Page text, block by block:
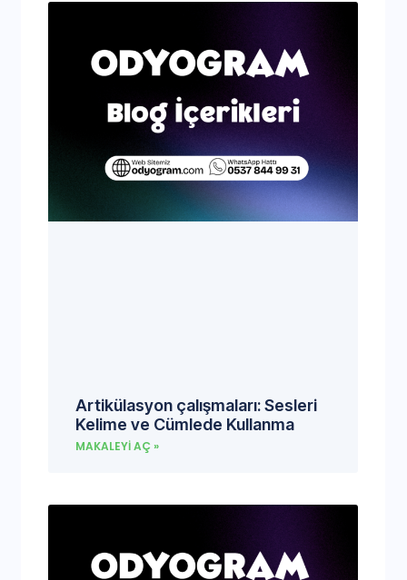
Artikülasyon çalışmaları: Sesleri
Kelime ve Cümlede Kullanma
MAKALEYI AÇ »